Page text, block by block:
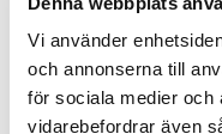
Vi använder
och annonserna till
för sociala medier och
vidarebefordrar även